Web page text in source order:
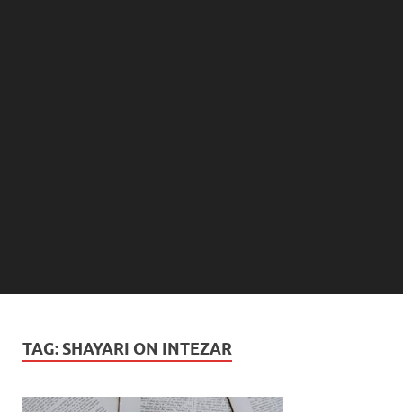
TAG: SHAYARI ON INTEZAR